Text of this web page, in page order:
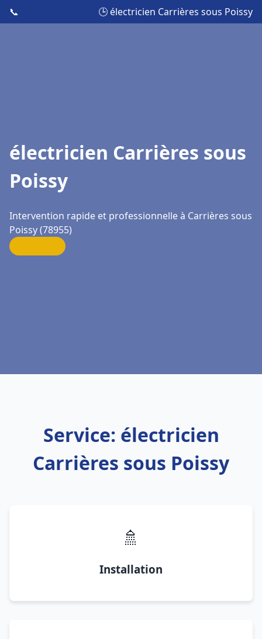
📞 🕒 électricien Carrières sous Poissy
électricien Carrières sous
Poissy
Intervention rapide et professionnelle à Carrières sous
Poissy (78955)
Service: électricien
Carrières sous Poissy
🚿
Installation